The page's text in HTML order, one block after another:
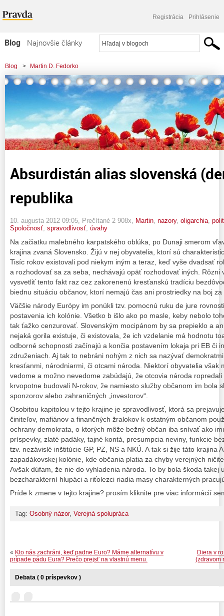
Registrácia Prihlásenie
Blog
Najnovšie články
Najčítanejšie články
Najkomentovanejšie články
Komerčné blogy
Blog > Martin D. Fedorko
> Absurdistán alias slovenská (demokratická? ) republika
Absurdistán alias slovenská
republika
10. augusta 2012 09:05 , Prečítané 2 908x, Martin nazory, oligarchia
Spoločnosť spravodlivosť úvahy
Na začiatku malebného karpatského oblúka, po Dunaji smerom
krajina zvaná Slovensko. Žijú v nej obyvatelia, ktorí sú
Tisíc rokov existovali pod niekym iným a teraz, keď vyše dvadsať
a rozhodovať sa za seba, nechávajú opäť rozhodovať iných. Rôzni
vysvetliť tento fakt raz cez zakorenenú kresťanskú tradíciu
biednu situáciu občanov, ktorí nemajú čas ani prostriedky na boj
Väčšie národy Európy im ponúkli tzv. pomocnú ruku de jure
postavenia ich kolónie. Všetko b išlo ako po masle, keby nebolo
tak ťažko cenzurovať. Slovenským mocipánom by sa prepieklo a
nejaká gorila existuje, či existovala, že ich vzdelanie má hodnotu
odborné schopnosti začínajú a končia postavením lokaja pri EB či
združeniach. Aj tak to nebráni nohým z nich sa nazývať
kresťanmi, národniarmi, či otcami národa. Niektorí obyvatelia však
vedome a možno nevedome zabúdajú, že otcovia národa
krvopotne budovali N-rokov, že namiesto služby občanom im bola
sponzorov alebo zahraničných „investorov“.
Osobitou kapitolou v tejto krajine je spravodlivosť, ktorá sa
činiteľov, mafiánov a finančných žralokov k ostatným občanom
ochrany demokrata, o ktorých môže bežný občan iba snívať ako
príspevky, zlaté padáky, tajné kontá, presumpcia neviny, funkcie
tzv. nezávislé inštitúcie GP, PZ, NS a NKÚ. A tak si žije táto krajina
zapadákovskej kolónie, kde občania platia za chyby verejných
Avšak dúfam, že nie do vyhladenia národa. To by bola škoda takej
bezcharakterní hlupáci a riťolezci riadia masy charakterných
Príde k zmene v tejto krajine? prosím kliknite pre viac informácií
Tag: Osobný názor, Verejná spolupráca
Diera v
(zdravom
« Kto nás zachráni, keď padne Euro? Máme alternatívu v
prípade pádu Eura? Prečo prejsť na vlastnú menu.
Debata ( 0 príspevkov )